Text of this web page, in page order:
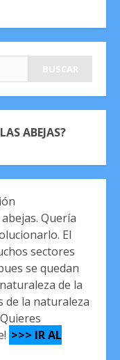
ABEJAS?
Quería
El
sectores
se quedan
de la
de la naturaleza
>>> IR AL